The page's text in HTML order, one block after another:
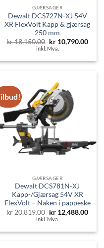
GJÆRSAGER
Dewalt DCS727N-XJ 54V
XR FlexVolt Kapp & gjærsag
250 mm
kr18,150.00 Opprinnelig
pris
kr 18,150.00.
kr10,790.00
kr
inkl. Mva.
GJÆRSAGER
Dewalt DCS781N-XJ
Kapp-/Gjærsag 54V XR
FlexVolt – Naken i pappeske
kr20,819.00 Opprinnelig
pris
kr 20,819.00.
kr12,488.00
kr
inkl. Mva.